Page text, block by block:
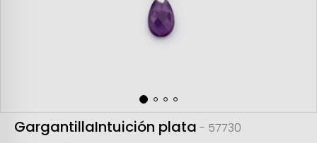
GargantillaIntuición plata - 57730